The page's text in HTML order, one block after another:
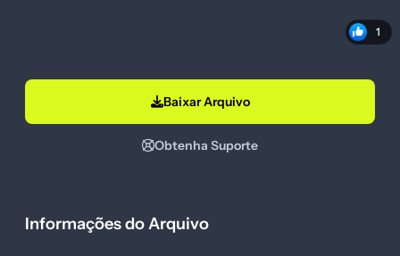
1
Baixar Arquivo
Obtenha Suporte
Informações do Arquivo